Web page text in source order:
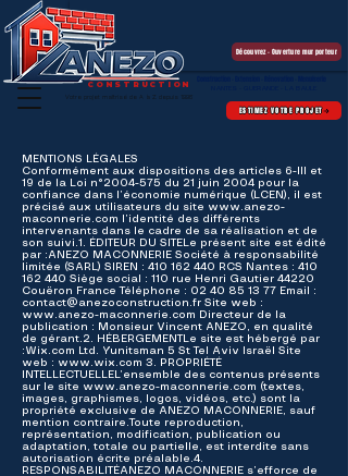
Votre projet maîtrisé de A à Z depuis 1996
Découvrez - Ouverture mur porteur
CONSTRUCTION
ESTIMEZ VOTRE PROJET
MENTIONS LÉGALES
Conformément aux dispositions des articles 6-III et
19 de la Loi n° 2004-575 du 21 juin 2004 pour la
confiance dans l’économie numérique (LCEN), il est
précisé aux utilisateurs du site www.anezo-
maconnerie.com l’identité des différents
intervenants dans le cadre de sa réalisation et de
son suivi.1. ÉDITEUR DU SITELe présent site est édité
par :ANEZO MACONNERIE Société à responsabilité
limitée (SARL) SIREN : 410 162 440 RCS Nantes : 410
162 440 Siège social : 110 rue Henri Gautier 44220
Couëron France Téléphone : 02 40 85 13 77 Email :
contact@anezoconstruction.fr Site web :
www.anezo-maconnerie.com Directeur de la
publication : Monsieur Vincent ANEZO, en qualité
de gérant.2. HÉBERGEMENTLe site est hébergé par
:Wix.com Ltd. Yunitsman 5 St Tel Aviv Israël Site
web : www.wix.com 3. PROPRIÉTÉ
INTELLECTUELLEL’ensemble des contenus présents
sur le site www.anezo-maconnerie.com (textes,
images, graphismes, logos, vidéos, etc.) sont la
propriété exclusive de ANEZO MACONNERIE, sauf
mention contraire.Toute reproduction,
représentation, modification, publication ou
adaptation, totale ou partielle, est interdite sans
autorisation écrite préalable.4.
RESPONSABILITÉANEZO MACONNERIE s’efforce de